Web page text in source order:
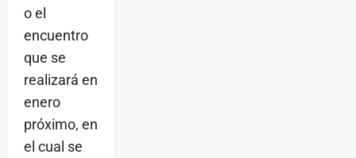
o el
encuentro
que se
realizará en
enero
próximo, en
el cual se